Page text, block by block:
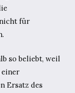
für
so beliebt, weil
einer
Ersatz des